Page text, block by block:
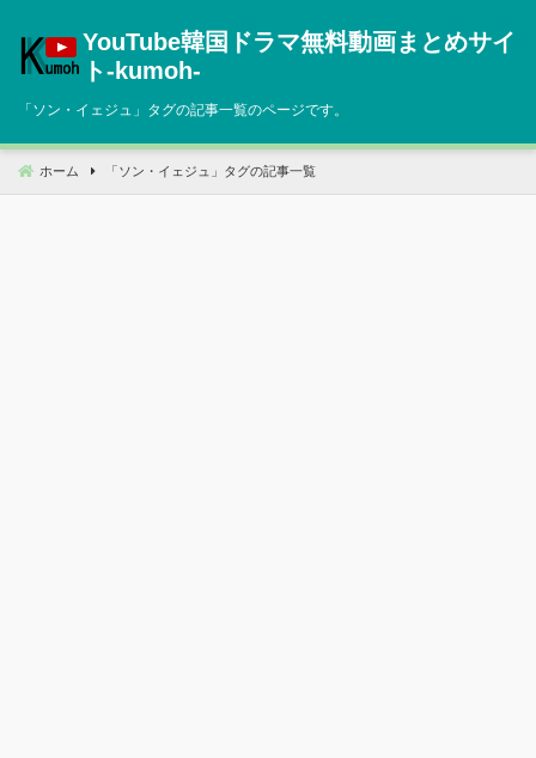
へ
動
YouTube韓国ドラマ無料動画まとめサイ
ト‐kumoh‐
「ソン・イェジュ 」タグの記事一覧のページです。
ホーム 「 ソン・イェジュ 」タグの記事一覧